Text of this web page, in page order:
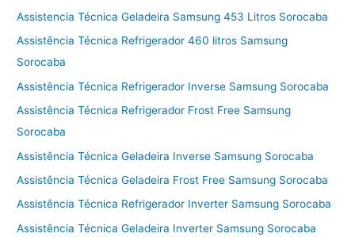
Assistencia Técnica Geladeira Samsung 453 Litros Sorocaba
Assistência Técnica Refrigerador 460 litros Samsung
Sorocaba
Assistência Técnica Refrigerador Inverse Samsung Sorocaba
Assistência Técnica Refrigerador Frost Free Samsung
Sorocaba
Assistência Técnica Geladeira Inverse Samsung Sorocaba
Assistência Técnica Geladeira Frost Free Samsung Sorocaba
Assistência Técnica Refrigerador Inverter Samsung Sorocaba
Assistência Técnica Geladeira Inverter Samsung Sorocaba